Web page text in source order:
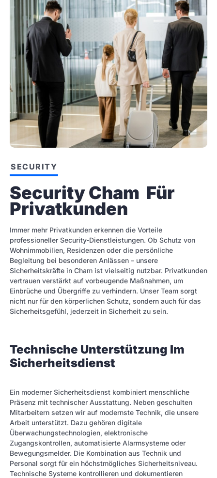
SECURITY
Security Cham  Für
Privatkunden
Immer mehr Privatkunden erkennen die Vorteile
professioneller Security-Dienstleistungen. Ob Schutz von
Wohnimmobilien, Residenzen oder die persönliche
Begleitung bei besonderen Anlässen – unsere
Sicherheitskräfte in Cham ist vielseitig nutzbar. Privatkunden
vertrauen verstärkt auf vorbeugende Maßnahmen, um
Einbrüche und Übergriffe zu verhindern. Unser Team sorgt
nicht nur für den körperlichen Schutz, sondern auch für das
Sicherheitsgefühl, jederzeit in Sicherheit zu sein.
Technische Unterstützung Im
Sicherheitsdienst
Ein moderner Sicherheitsdienst kombiniert menschliche
Präsenz mit technischer Ausstattung. Neben geschulten
Mitarbeitern setzen wir auf modernste Technik, die unsere
Arbeit unterstützt. Dazu gehören digitale
Überwachungstechnologien, elektronische
Zugangskontrollen, automatisierte Alarmsysteme oder
Bewegungsmelder. Die Kombination aus Technik und
Personal sorgt für ein höchstmögliches Sicherheitsniveau.
Technische Systeme kontrollieren und dokumentieren